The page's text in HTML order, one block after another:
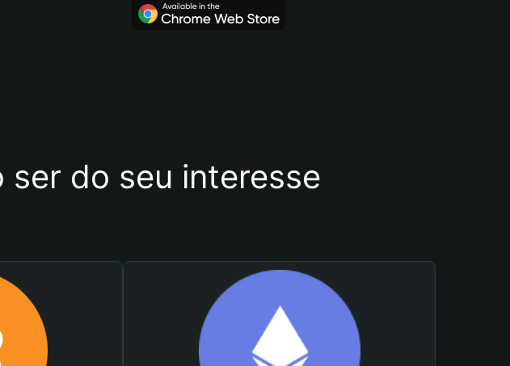
do seu interesse